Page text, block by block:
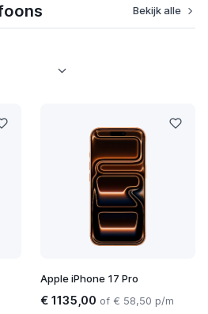
Bekijk alle
Apple iPhone 17 Pro
€ 1135,00 of € 58,50 p/m